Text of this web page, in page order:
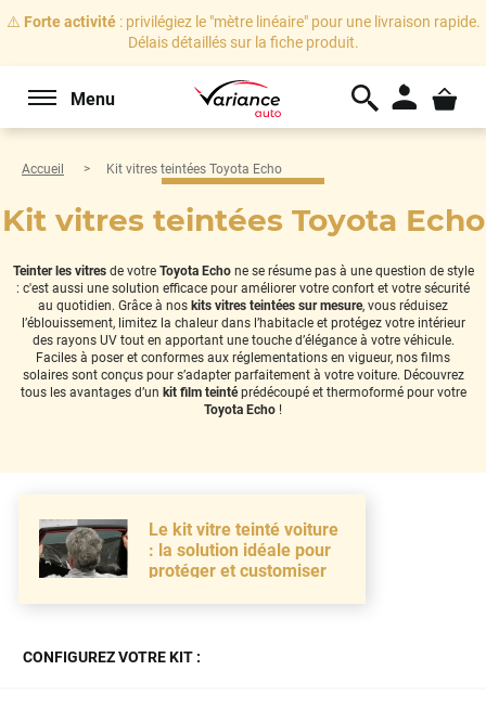
⚠️ Forte activité: privilégiez le "mètre linéaire" pour une livraison rapide.
Délais détaillés sur la fiche produit.
Menu
Accueil Kit vitres teintées Toyota Echo
Kit vitres teintées Toyota Echo
Teinter les vitresde votre Toyota Echone se résume pas à une question de style
: c'est aussi une solution efficace pour améliorer votre confort et votre sécurité
au quotidien. Grâce à nos kits vitres teintées sur mesure, vous réduisez
l’éblouissement, limitez la chaleur dans l’habitacle et protégez votre intérieur
des rayons UV tout en apportant une touche d’élégance à votre véhicule.
Faciles à poser et conformes aux réglementations en vigueur, nos films
solaires sont conçus pour s’adapter parfaitement à votre voiture. Découvrez
tous les avantages d’un kit film teintéprédécoupé et thermoformé pour votre
Toyota Echo !
Le kit vitre teinté voiture
: la solution idéale pour
protéger et customiser
CONFIGUREZ VOTRE KIT :